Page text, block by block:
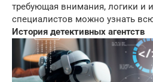
требующая внимания, логики и
специалистов можно узнать
История детективных агентств